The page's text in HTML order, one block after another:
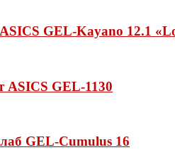
GEL-Kayano 12.1
ASICS GEL-1130
GEL-Cumulus 16